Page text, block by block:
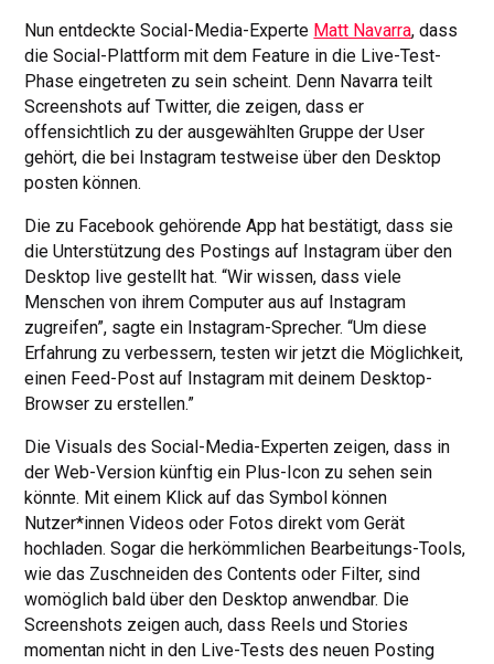
Nun entdeckte Social-Media-Experte Matt Navarra, dass
die Social-Plattform mit dem Feature in die Live-Test-
Phase eingetreten zu sein scheint. Denn Navarra teilt
Screenshots auf Twitter, die zeigen, dass er
offensichtlich zu der ausgewählten Gruppe der User
gehört, die bei Instagram testweise über den Desktop
posten können.
Die zu Facebook gehörende App hat bestätigt, dass sie
die Unterstützung des Postings auf Instagram über den
Desktop live gestellt hat. “Wir wissen, dass viele
Menschen von ihrem Computer aus auf Instagram
zugreifen”, sagte ein Instagram-Sprecher. “Um diese
Erfahrung zu verbessern, testen wir jetzt die Möglichkeit,
einen Feed-Post auf Instagram mit deinem Desktop-
Browser zu erstellen.”
Die Visuals des Social-Media-Experten zeigen, dass in
der Web-Version künftig ein Plus-Icon zu sehen sein
könnte. Mit einem Klick auf das Symbol können
Nutzer*innen Videos oder Fotos direkt vom Gerät
hochladen. Sogar die herkömmlichen Bearbeitungs-Tools,
wie das Zuschneiden des Contents oder Filter, sind
womöglich bald über den Desktop anwendbar. Die
Screenshots zeigen auch, dass Reels und Stories
momentan nicht in den Live-Tests des neuen Posting